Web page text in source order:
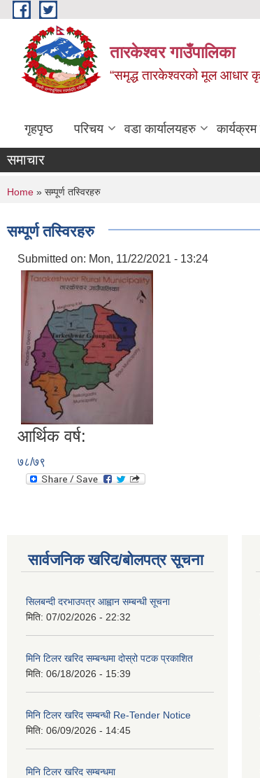
Skip to main content
तारकेश्वर गाउँपालिका
“समृद्ध तारकेश्वरको मूल आधार
गृहपृष्ठ परिचय वडा कार्यालयहरु कार्यक्रम
समाचार
You are here
Home » सम्पूर्ण तस्विरहरु
सम्पूर्ण तस्विरहरु
Submitted on: Mon, 11/22/2021 - 13:24
आर्थिक वर्ष:
७८/७९
सार्वजनिक खरिद/बोलपत्र सूचना
सिलबन्दी दरभाउपत्र आह्वान सम्बन्धी सूचना
मिति: 07/02/2026 - 22:32
मिनि टिलर खरिद सम्बन्धमा दोस्रो पटक प्रकाशित
मिति: 06/18/2026 - 15:39
मिनि टिलर खरिद सम्बन्धी Re-Tender Notice
मिति: 06/09/2026 - 14:45
मिनि टिलर खरिद सम्बन्धमा